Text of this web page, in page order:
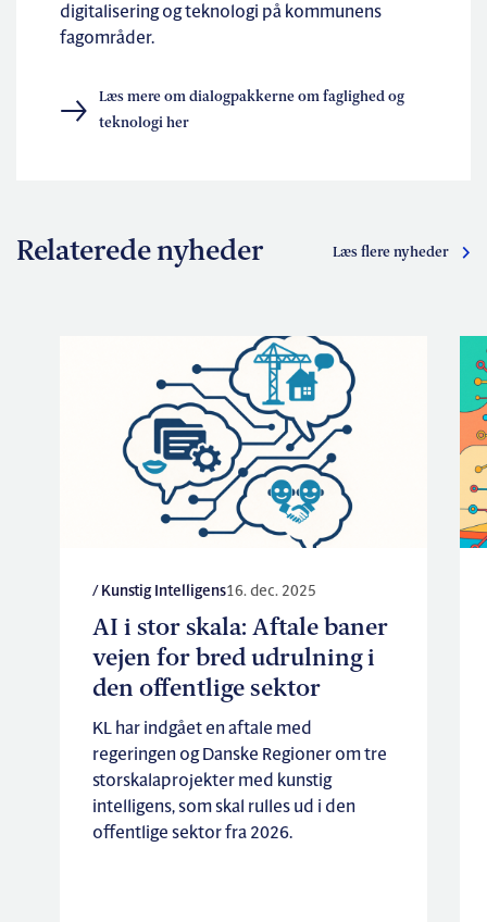
digitalisering og teknologi på kommunens
fagområder.
Læs mere om dialogpakkerne om faglighed og
teknologi her
Relaterede nyheder Læs flere nyheder
/ Kunstig Intelligens16. dec. 2025
AI i stor skala: Aftale baner
vejen for bred udrulning i
den offentlige sektor
KL har indgået en aftale med
regeringen og Danske Regioner om tre
storskalaprojekter med kunstig
intelligens, som skal rulles ud i den
offentlige sektor fra 2026.